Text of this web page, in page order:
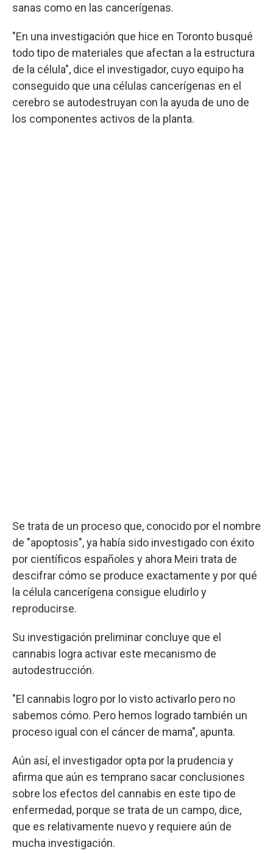
sanas como en las cancerígenas.
"En una investigación que hice en Toronto busqué
todo tipo de materiales que afectan a la estructura
de la célula", dice el investigador, cuyo equipo ha
conseguido que una células cancerígenas en el
cerebro se autodestruyan con la ayuda de uno de
los componentes activos de la planta.
Se trata de un proceso que, conocido por el nombre
de "apoptosis", ya había sido investigado con éxito
por científicos españoles y ahora Meiri trata de
descifrar cómo se produce exactamente y por qué
la célula cancerígena consigue eludirlo y
reproducirse.
Su investigación preliminar concluye que el
cannabis logra activar este mecanismo de
autodestrucción.
"El cannabis logro por lo visto activarlo pero no
sabemos cómo. Pero hemos logrado también un
proceso igual con el cáncer de mama", apunta.
Aún así, el investigador opta por la prudencia y
afirma que aún es temprano sacar conclusiones
sobre los efectos del cannabis en este tipo de
enfermedad, porque se trata de un campo, dice,
que es relativamente nuevo y requiere aún de
mucha investigación.